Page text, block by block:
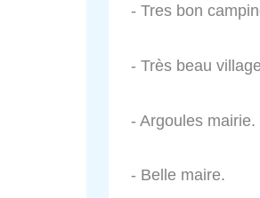
- Tres bon
- Très beau
- Argoules mairie.
- Belle maire.